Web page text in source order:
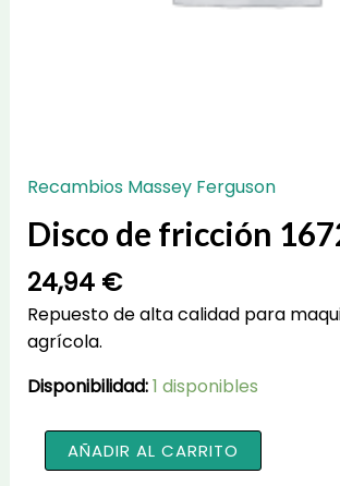
Recambios Massey Ferguson
Disco de fricción
24,94 €
Repuesto de alta calidad para
agrícola.
Disponibilidad:1 disponibles
Disco
de
AÑADIR AL CARRITO